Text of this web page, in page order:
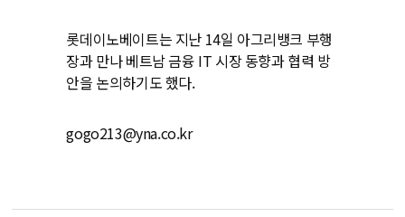
롯데이노베이트는 지난 14일 아그리뱅크 부행
장과 만나 베트남 금융 IT 시장 동향과 협력 방
안을 논의하기도 했다.
gogo213@yna.co.kr